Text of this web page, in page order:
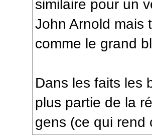
similaire pour un
John Arnold mais
comme le grand
Dans les faits les
plus partie de la
gens (ce qui rend